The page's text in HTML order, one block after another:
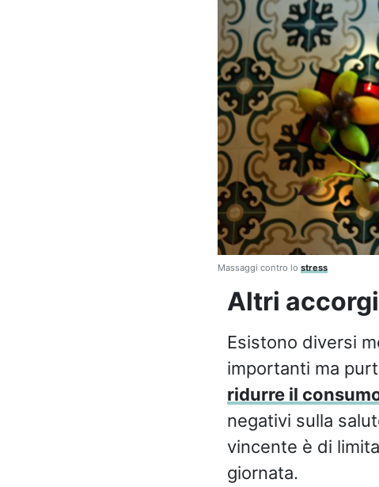
Massaggi contro lo stress
Altri
Esistono diversi
importanti ma
ridurre il
negativi sulla
vincente è di
giornata.